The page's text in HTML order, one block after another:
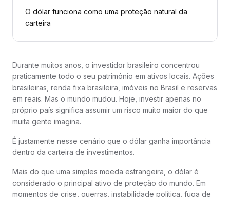
O dólar funciona como uma proteção natural da
carteira
Durante muitos anos, o investidor brasileiro concentrou
praticamente todo o seu patrimônio em ativos locais. Ações
brasileiras, renda fixa brasileira, imóveis no Brasil e reservas
em reais. Mas o mundo mudou. Hoje, investir apenas no
próprio país significa assumir um risco muito maior do que
muita gente imagina.
É justamente nesse cenário que o dólar ganha importância
dentro da carteira de investimentos.
Mais do que uma simples moeda estrangeira, o dólar é
considerado o principal ativo de proteção do mundo. Em
momentos de crise, guerras, instabilidade política, fuga de